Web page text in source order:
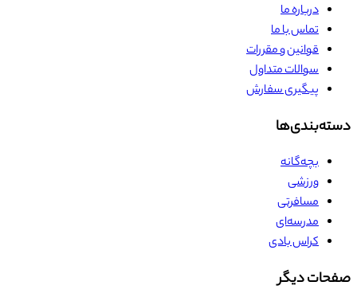
درباره ما
تماس با ما
قوانین و مقررات
سوالات متداول
پیگیری سفارش
دسته‌بندی‌ها
بچه‌گانه
ورزشی
مسافرتی
مدرسه‌ای
کراس بادی
صفحات دیگر